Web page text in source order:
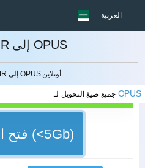
العربية
تحويل AMR إلى OPUS
حوّل ملفات AMR إلى OPUS أونلاين
OPUS
إلغاء
فتح الملفات (<5Gb)